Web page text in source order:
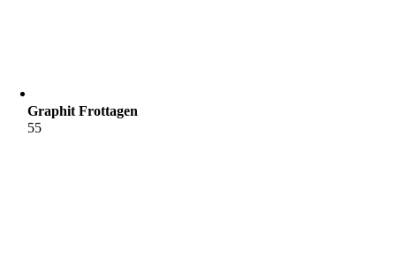
Graphit Frottagen
55